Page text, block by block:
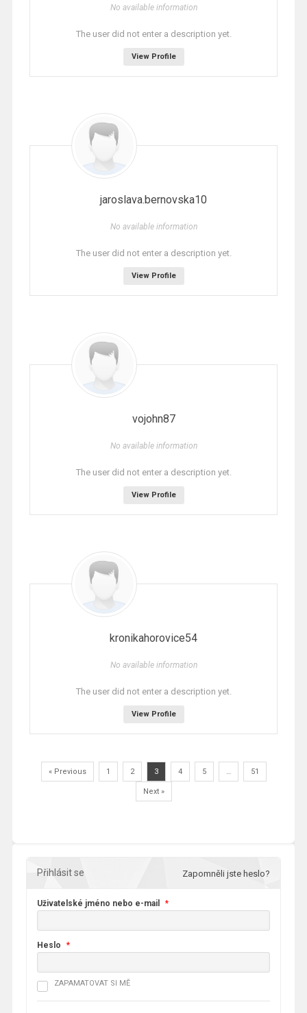
No available information
The user did not enter a description yet.
View Profile
jaroslava.bernovska10
No available information
The user did not enter a description yet.
View Profile
vojohn87
No available information
The user did not enter a description yet.
View Profile
kronikahorovice54
No available information
The user did not enter a description yet.
View Profile
« Previous 1 2 3 4 5 … 51
Next »
Přihlásit se Zapomněli jste heslo?
Uživatelské jméno nebo e-mail *
Heslo *
ZAPAMATOVAT SI MĚ